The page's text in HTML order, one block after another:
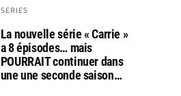
SERIES
La nouvelle série « Carrie »
a 8 épisodes… mais
POURRAIT continuer dans
une une seconde saison…